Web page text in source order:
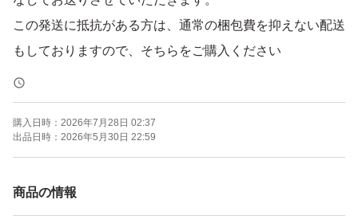
この発送に抵抗がある方は、通常の梱包費を抑えない配送
もしておりますので、そちらをご購入ください
購入日時： 2026年7月28日 02:37
出品日時： 2026年5月30日 22:59
商品の情報